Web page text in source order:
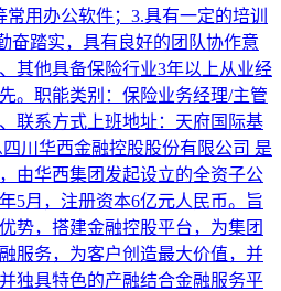
用办公软件；3.具有一定的培训
奋踏实，具有良好的团队协作意
其他具备保险行业3年以上从业经
。职能类别：保险业务经理/主管
联系方式上班地址：天府国际基
川华西金融控股股份有限公司 是
由华西集团发起设立的全资子公
5月，注册资本6亿元人民币。旨
势，搭建金融控股平台，为集团
服务，为客户创造最大价值，并
独具特色的产融结合金融服务平